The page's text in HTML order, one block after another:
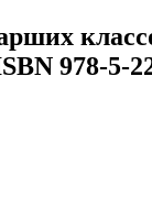
978-5-